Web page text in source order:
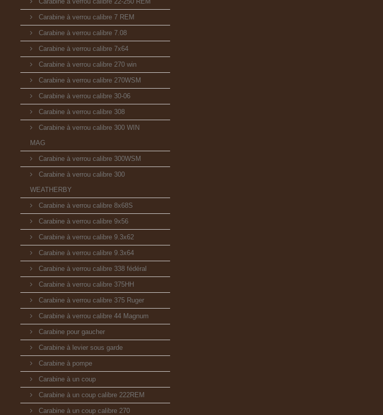
Carabine à verrou calibre 7 REM
Carabine à verrou calibre 7.08
Carabine à verrou calibre 7x64
Carabine à verrou calibre 270 win
Carabine à verrou calibre 270WSM
Carabine à verrou calibre 30-06
Carabine à verrou calibre 308
Carabine à verrou calibre 300 WIN
MAG
Carabine à verrou calibre 300WSM
Carabine à verrou calibre 300
WEATHERBY
Carabine à verrou calibre 8x68S
Carabine à verrou calibre 9x56
Carabine à verrou calibre 9.3x62
Carabine à verrou calibre 9.3x64
Carabine à verrou calibre 338 fédéral
Carabine à verrou calibre 375HH
Carabine à verrou calibre 375 Ruger
Carabine à verrou calibre 44 Magnum
Carabine pour gaucher
Carabine à levier sous garde
Carabine à pompe
Carabine à un coup
Carabine à un coup calibre 222REM
Carabine à un coup calibre 270